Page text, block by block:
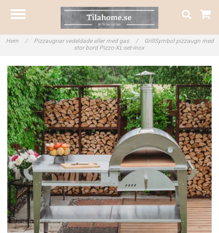
Hem / Pizzaugnar vedeldade eller med gas /
GrillSymbol pizzaugn med
stor bord Pizzo-XL-set-inox